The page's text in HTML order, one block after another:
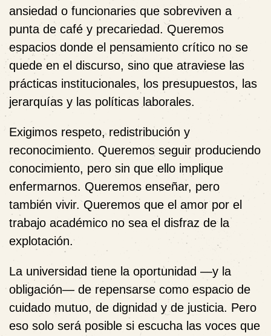
ansiedad o funcionaries que sobreviven a
punta de café y precariedad. Queremos
espacios donde el pensamiento crítico no se
quede en el discurso, sino que atraviese las
prácticas institucionales, los presupuestos, las
jerarquías y las políticas laborales.
Exigimos respeto, redistribución y
reconocimiento. Queremos seguir produciendo
conocimiento, pero sin que ello implique
enfermarnos. Queremos enseñar, pero
también vivir. Queremos que el amor por el
trabajo académico no sea el disfraz de la
explotación.
La universidad tiene la oportunidad —y la
obligación— de repensarse como espacio de
cuidado mutuo, de dignidad y de justicia. Pero
eso solo será posible si escucha las voces que